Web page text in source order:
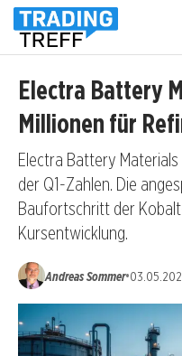
Electra Battery
Millionen für
Electra Battery
der Q1-Zahlen. Die
Baufortschritt der
Kursentwicklung.
Andreas Sommer•